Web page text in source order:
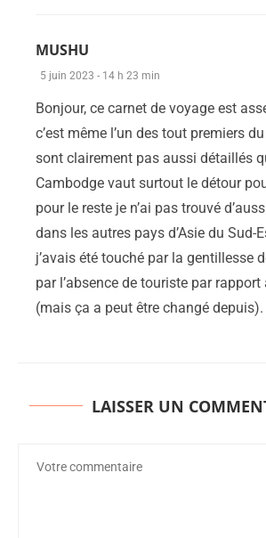
MUSHU
5 juin 2023 - 14 h 23 min
Bonjour, ce carnet de voyage est
c’est même l’un des tout premiers
sont clairement pas aussi détaillés
Cambodge vaut surtout le détour
pour le reste je n’ai pas trouvé
dans les autres pays d’Asie du Sud-
j’avais été touché par la gentillesse
par l’absence de touriste par
(mais ça a peut être changé depuis).
LAISSER UN